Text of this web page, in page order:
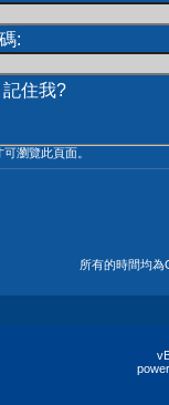
:
記住我?
可瀏覽此頁面。
所有的時間均為